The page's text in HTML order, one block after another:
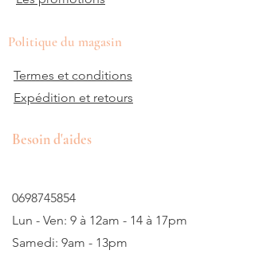
Politique du magasin
Termes et conditions
Expédition et retours
Besoin d'aides
0698745854
Lun - Ven: 9 à 12am - 14 à 17pm
Samedi: 9am - 13pm